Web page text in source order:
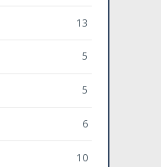
13
5
5
6
10